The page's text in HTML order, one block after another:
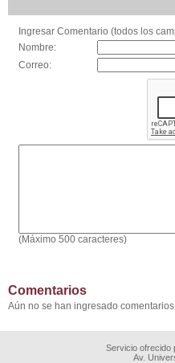
Ingresar Comentario (todos los
Nombre:
Correo:
(Máximo 500 caracteres)
Comentarios
Aún no se han ingresado comentarios
Servicio ofrecido
Av.